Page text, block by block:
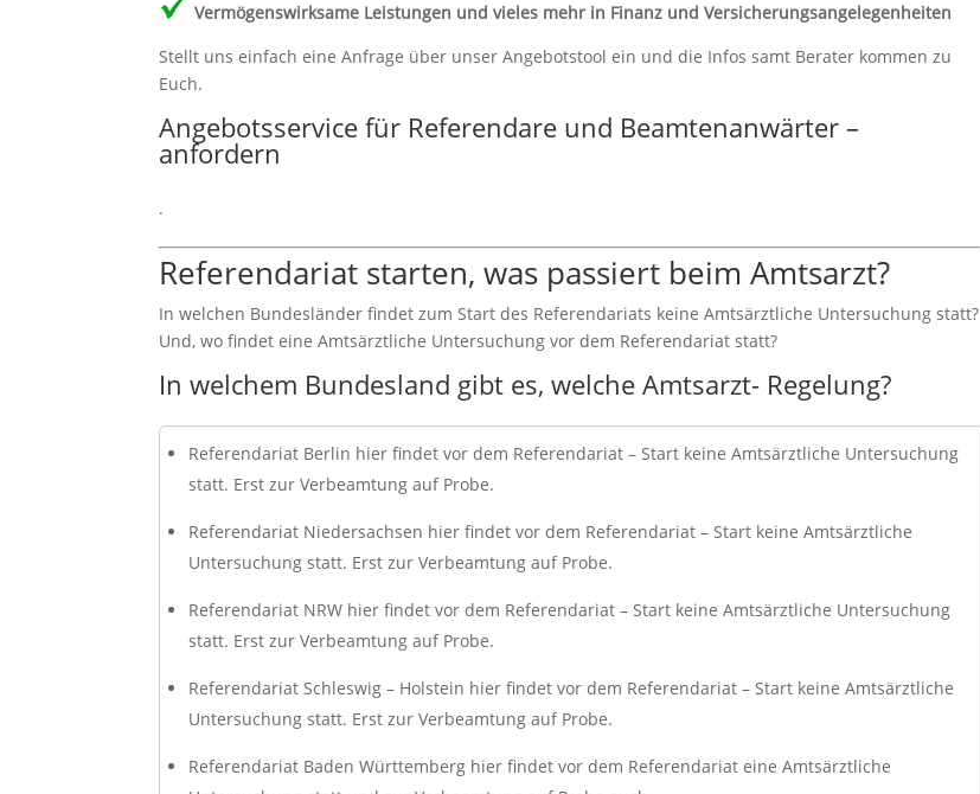
Vermögenswirksame Leistungen und vieles mehr in Finanz und Versicherungsangelegenheiten
Stellt uns einfach eine Anfrage über unser Angebotstool ein und die Infos samt Berater kommen zu
Euch.
Angebotsservice für Referendare und Beamtenanwärter –
anfordern
.
Referendariat starten, was passiert beim Amtsarzt?
In welchen Bundesländer findet zum Start des Referendariats keine Amtsärztliche Untersuchung statt?
Und, wo findet eine Amtsärztliche Untersuchung vor dem Referendariat statt?
In welchem Bundesland gibt es, welche Amtsarzt- Regelung?
Referendariat Berlin hier findet vor dem Referendariat – Start keine Amtsärztliche Untersuchung
statt. Erst zur Verbeamtung auf Probe.
Referendariat Niedersachsen hier findet vor dem Referendariat – Start keine Amtsärztliche
Untersuchung statt. Erst zur Verbeamtung auf Probe.
Referendariat NRW hier findet vor dem Referendariat – Start keine Amtsärztliche Untersuchung
statt. Erst zur Verbeamtung auf Probe.
Referendariat Schleswig – Holstein hier findet vor dem Referendariat – Start keine Amtsärztliche
Untersuchung statt. Erst zur Verbeamtung auf Probe.
Referendariat Baden Württemberg hier findet vor dem Referendariat eine Amtsärztliche